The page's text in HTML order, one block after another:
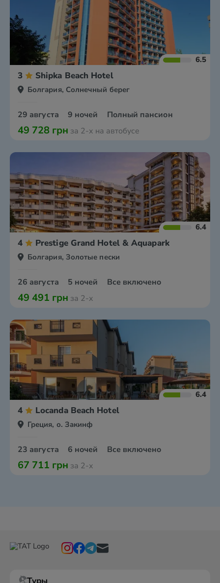
6.5
3 Shipka Beach Hotel
Болгария, Солнечный берег
29 августа 9 ночей Полный пансион
49 728 грн за 2-х на автобусе
6.4
4 Prestige Grand Hotel & Aquapark
Болгария, Золотые пески
26 августа 5 ночей Все включено
49 491 грн за 2-х
6.4
4 Locanda Beach Hotel
Греция, о. Закинф
23 августа 6 ночей Все включено
67 711 грн за 2-х
Туры